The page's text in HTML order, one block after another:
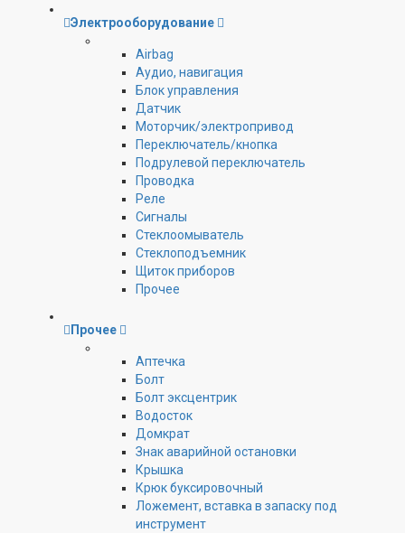
Электрооборудование
Airbag
Аудио, навигация
Блок управления
Датчик
Моторчик/электропривод
Переключатель/кнопка
Подрулевой переключатель
Проводка
Реле
Сигналы
Стеклоомыватель
Стеклоподъемник
Щиток приборов
Прочее
Прочее
Аптечка
Болт
Болт эксцентрик
Водосток
Домкрат
Знак аварийной остановки
Крышка
Крюк буксировочный
Ложемент, вставка в запаску под
инструмент